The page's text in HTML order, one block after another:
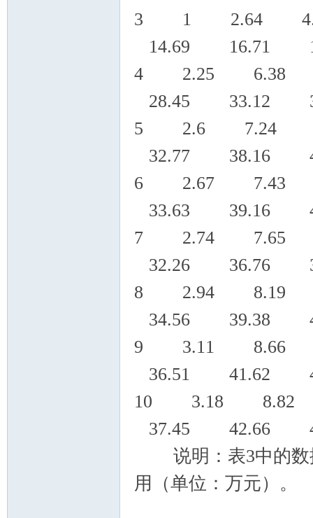
3 1 2.64
14.69 16.71
4 2.25 6.38
28.45 33.12
5 2.6 7.24
32.77 38.16
6 2.67 7.43
33.63 39.16
7 2.74 7.65
32.26 36.76
8 2.94 8.19
34.56 39.38
9 3.11 8.66
36.51 41.62
10 3.18 8.82
37.45 42.66
说明：表3中的数
用（单位：万元）。